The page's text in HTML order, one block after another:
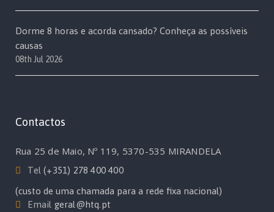
Dorme 8 horas e acorda cansado? Conheça as possíveis
causas
08th Jul 2026
Contactos
Rua 25 de Maio, Nº 119, 5370-535 MIRANDELA
Tel(+351) 278 400 400
(custo de uma chamada para a rede fixa nacional)
Email geral@htq.pt